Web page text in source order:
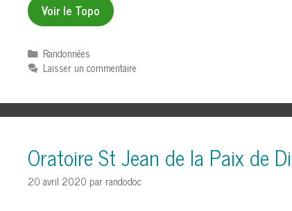
Voir le Topo
Catégories
Randonnées
Laisser un commentaire
Oratoire St Jean de la Paix de
20 avril 2020 par randodoc